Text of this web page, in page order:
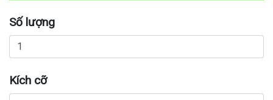
Số lượng
Kích cỡ